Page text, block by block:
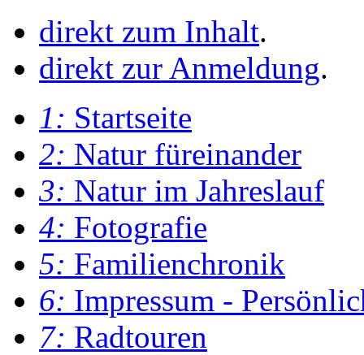
direkt zum Inhalt.
direkt zur Anmeldung.
1: Startseite
2: Natur füreinander
3: Natur im Jahreslauf
4: Fotografie
5: Familienchronik
6: Impressum -
7: Radtouren